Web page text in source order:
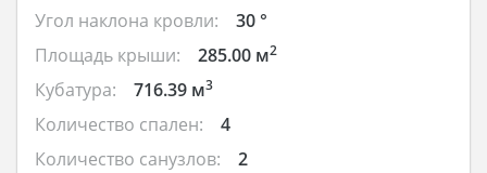
Угол наклона кровли:
30 °
Площадь крыши:
285.00 м2
Кубатура: 716.39 м3
Количество спален:
4
Количество санузлов:
2